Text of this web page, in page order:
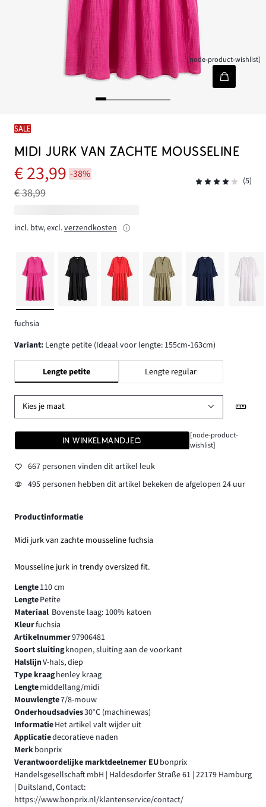
[node-product-wishlist]
SALE
MIDI JURK VAN ZACHTE MOUSSELINE
€ 23,99 -38%
€ 38,99
(5)
incl. btw, excl.verzendkosten
fuchsia
Variant: Lengte petite (Ideaal voor lengte: 155cm-163cm)
Lengte petite Lengte regular
Kies je maat
IN WINKELMANDJE
[node-product-
wishlist]
667 personen vinden dit artikel leuk
495 personen hebben dit artikel bekeken de afgelopen 24 uur
Productinformatie
Midi jurk van zachte mousseline fuchsia
Mousseline jurk in trendy oversized fit.
Lengte110 cm
LengtePetite
Materiaal Bovenste laag: 100% katoen
Kleurfuchsia
Artikelnummer97906481
Soort sluitingknopen, sluiting aan de voorkant
HalslijnV-hals, diep
Type kraaghenley kraag
Lengtemiddellang/midi
Mouwlengte7/8-mouw
Onderhoudsadvies30°C (machinewas)
InformatieHet artikel valt wijder uit
Applicatiedecoratieve naden
Merkbonprix
Verantwoordelijke marktdeelnemer EUbonprix
Handelsgesellschaft mbH | Haldesdorfer Straße 61 | 22179 Hamburg
| Duitsland, Contact:
https://www.bonprix.nl/klantenservice/contact/